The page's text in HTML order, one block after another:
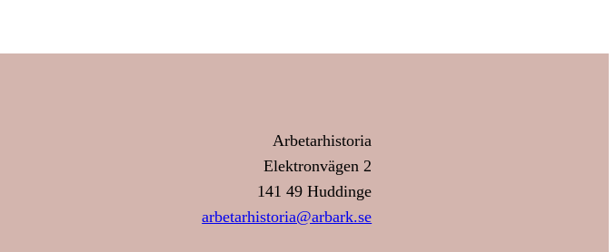
Arbetarhistoria
Elektronvägen 2
141 49 Huddinge
arbetarhistoria@arbark.se